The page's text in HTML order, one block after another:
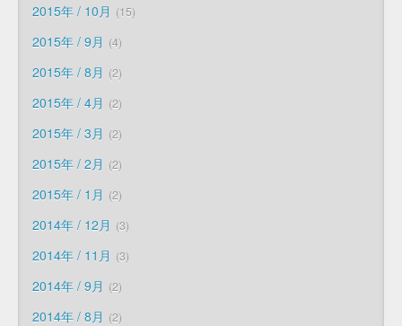
2015年 / 10月 15
2015年 / 9月 4
2015年 / 8月 2
2015年 / 4月 2
2015年 / 3月 2
2015年 / 2月 2
2015年 / 1月 2
2014年 / 12月 3
2014年 / 11月 3
2014年 / 9月 2
2014年 / 8月 2